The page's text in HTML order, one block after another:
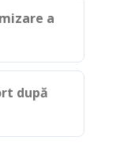
a
după